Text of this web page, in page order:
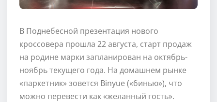
В Поднебесной презентация нового
кроссовера прошла 22 августа, старт продаж
на родине марки запланирован на октябрь-
ноябрь текущего года. На домашнем рынке
«паркетник» зовется Binyue («бинью»), что
можно перевести как «желанный гость».